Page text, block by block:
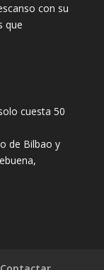
con su
que
cuesta 50
de Bilbao y